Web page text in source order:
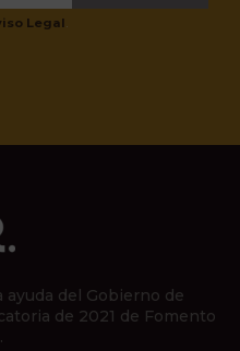
Legal.
del Gobierno de
de 2021 de Fomento